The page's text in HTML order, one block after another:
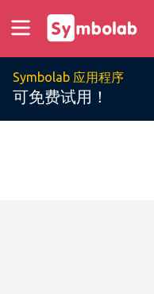
Symbolab 应用程序
可免费试用！